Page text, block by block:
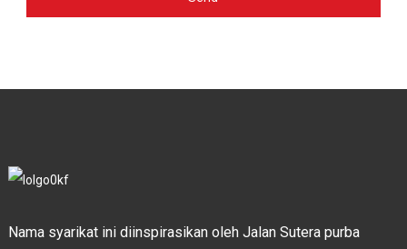
Nama syarikat ini diinspirasikan oleh Jalan Sutera purba